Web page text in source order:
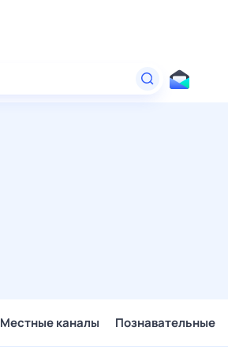
Местные каналы Познавательные